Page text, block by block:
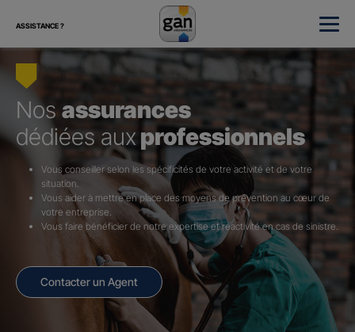
ASSISTANCE ?
Nosassurances
dédiées aux professionnels
Vous conseiller selon les spécificités de votre activité et de votre
situation.
Vous aider à mettre en place des moyens de prévention au cœur de
votre entreprise.
Vous faire bénéficier de notre expertise et réactivité en cas de sinistre.
Contacter un Agent